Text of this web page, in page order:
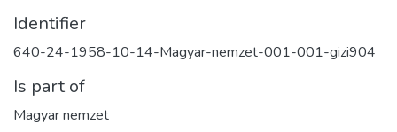
Identifier
640-24-1958-10-14-Magyar-nemzet-001-001-gizi904
Is part of
Magyar nemzet